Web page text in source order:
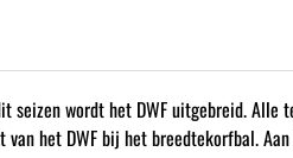
wordt het DWF uitgebreid.
het DWF bij het breedtekorfbal.